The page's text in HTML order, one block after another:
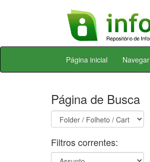
Skip
Página inicial Navegar
Página de Busca
Filtros correntes: